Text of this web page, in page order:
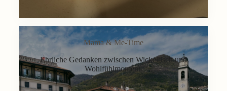
Mama & Me-Time
Ehrliche Gedanken zwischen Wickeltisch und
Wohlfühlmoment.
Lifestyle